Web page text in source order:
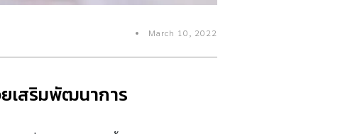
March 10, 2022
เสริมพัฒนาการ